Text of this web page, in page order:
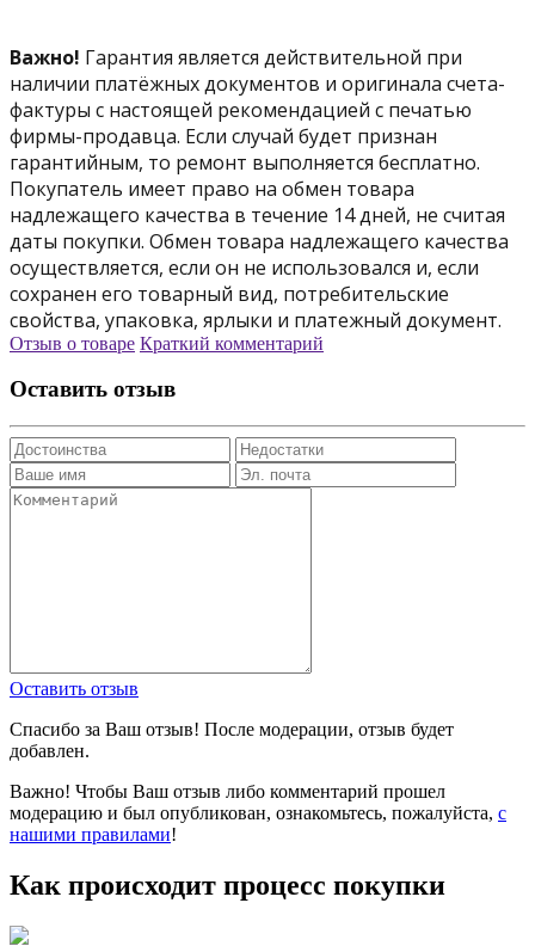
Важно! Гарантия является действительной при
наличии платёжных документов и оригинала счета-
фактуры с настоящей рекомендацией с печатью
фирмы-продавца. Если случай будет признан
гарантийным, то ремонт выполняется бесплатно.
Покупатель имеет право на обмен товара
надлежащего качества в течение 14 дней, не считая
даты покупки. Обмен товара надлежащего качества
осуществляется, если он не использовался и, если
сохранен его товарный вид, потребительские
свойства, упаковка, ярлыки и платежный документ.
Отзыв о товаре Краткий комментарий
Оставить отзыв
Оставить отзыв
Спасибо за Ваш отзыв! После модерации, отзыв будет
добавлен.
Важно! Чтобы Ваш отзыв либо комментарий прошел
модерацию и был опубликован, ознакомьтесь, пожалуйста, с
нашими правилами!
Как происходит процесс покупки